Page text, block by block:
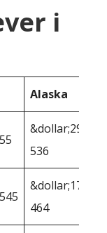
i
Alaska
&dollar;29
536
&dollar;170
464